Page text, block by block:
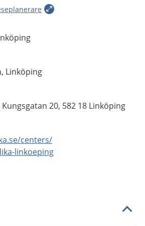
Linköping
20, 582 18 Linköping
centers/
linkoeping